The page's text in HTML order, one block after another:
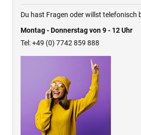
Du hast Fragen oder willst telefonisch
Montag - Donnerstag von 9 - 12 Uhr
Tel: +49 (0) 7742 859 888